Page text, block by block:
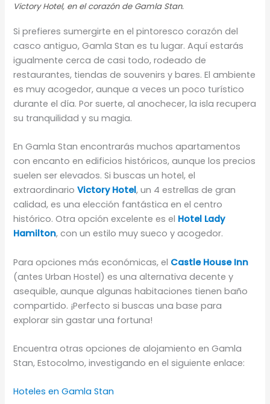
Victory Hotel, en el corazón de Gamla Stan.
Si prefieres sumergirte en el pintoresco corazón del
casco antiguo, Gamla Stan es tu lugar. Aquí estarás
igualmente cerca de casi todo, rodeado de
restaurantes, tiendas de souvenirs y bares. El ambiente
es muy acogedor, aunque a veces un poco turístico
durante el día. Por suerte, al anochecer, la isla recupera
su tranquilidad y su magia.
En Gamla Stan encontrarás muchos apartamentos
con encanto en edificios históricos, aunque los precios
suelen ser elevados. Si buscas un hotel, el
extraordinarioVictory Hotel, un 4 estrellas de gran
calidad, es una elección fantástica en el centro
histórico. Otra opción excelente es el Hotel Lady
Hamilton, con un estilo muy sueco y acogedor.
Para opciones más económicas, el Castle House Inn
(antes Urban Hostel) es una alternativa decente y
asequible, aunque algunas habitaciones tienen baño
compartido. ¡Perfecto si buscas una base para
explorar sin gastar una fortuna!
Encuentra otras opciones de alojamiento en Gamla
Stan, Estocolmo, investigando en el siguiente enlace:
Hoteles en Gamla Stan